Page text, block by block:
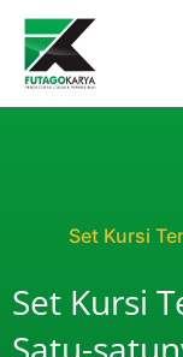
Skip to content
Set Kursi
Set Kursi